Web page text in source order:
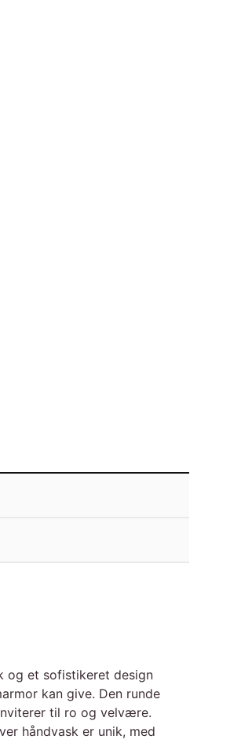
og et sofistikeret design
kan give. Den runde
til ro og velvære.
håndvask er unik, med